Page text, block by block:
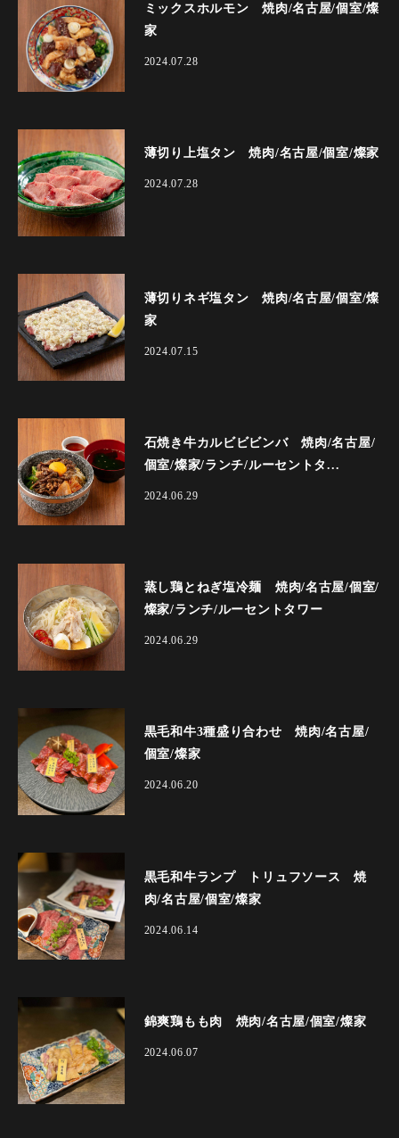
ミックスホルモン 焼肉/名古屋/個室/燦
家
2024.07.28
薄切り上塩タン 焼肉/名古屋/個室/燦家
2024.07.28
薄切りネギ塩タン 焼肉/名古屋/個室/燦
家
2024.07.15
石焼き牛カルビビビンバ 焼肉/名古屋/
個室/燦家/ランチ/ルーセントタ...
2024.06.29
蒸し鶏とねぎ塩冷麺 焼肉/名古屋/個室/
燦家/ランチ/ルーセントタワー
2024.06.29
黒毛和牛3種盛り合わせ 焼肉/名古屋/
個室/燦家
2024.06.20
黒毛和牛ランプ トリュフソース 焼
肉/名古屋/個室/燦家
2024.06.14
錦爽鶏もも肉 焼肉/名古屋/個室/燦家
2024.06.07